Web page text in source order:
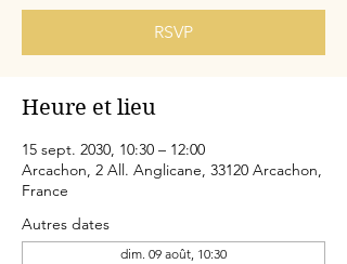
RSVP
Heure et lieu
15 sept. 2030, 10:30 – 12:00
Arcachon, 2 All. Anglicane, 33120 Arcachon,
France
Autres dates
dim. 09 août, 10:30